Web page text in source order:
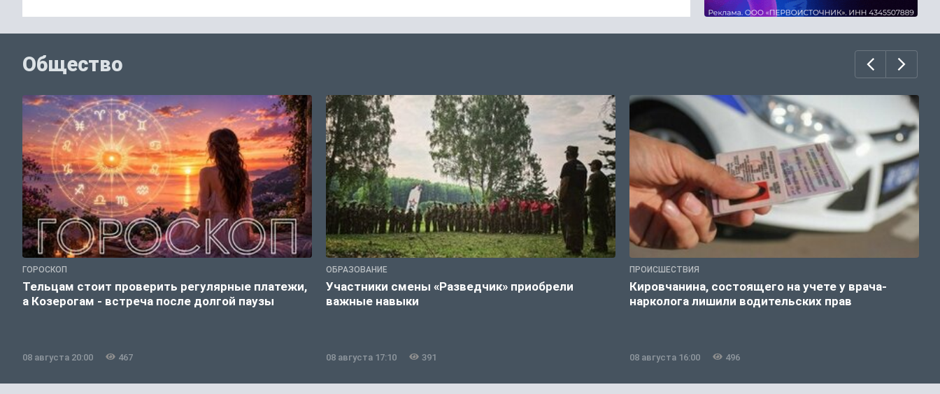
Общество
ГОРОСКОП
Тельцам стоит проверить регулярные платежи,
а Козерогам - встреча после долгой паузы
08 августа 20:00 467
ОБРАЗОВАНИЕ
Участники смены «Разведчик» приобрели
важные навыки
08 августа 17:10 391
ПРОИСШЕСТВИЯ
Кировчанина, состоящего на учете у врача-
нарколога лишили водительских прав
08 августа 16:00 496